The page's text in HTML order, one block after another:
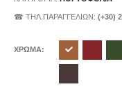
☎ ΤΗΛ.ΠΑΡΑΓΓΕΛΙΩΝ: (+30)
ΧΡΩΜΑ